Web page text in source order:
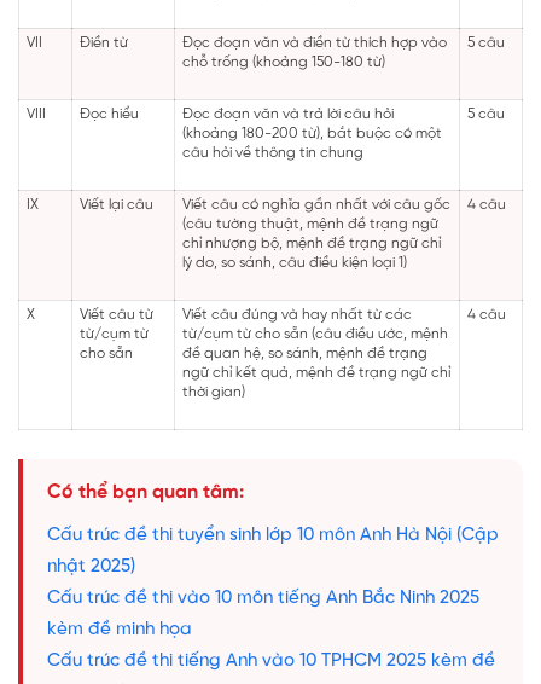
VII Điền từ
Đọc đoạn văn và điền từ thích hợp vào
chỗ trống (khoảng 150-180 từ)
5 câu
VIII Đọc hiểu
Đọc đoạn văn và trả lời câu hỏi
(khoảng 180-200 từ), bắt buộc có một
câu hỏi về thông tin chung
5 câu
IX Viết lại câu
Viết câu có nghĩa gần nhất với câu gốc
(câu tường thuật, mệnh đề trạng ngữ
chỉ nhượng bộ, mệnh đề trạng ngữ chỉ
lý do, so sánh, câu điều kiện loại 1)
4 câu
X
Viết câu từ
từ/cụm từ
cho sẵn
Viết câu đúng và hay nhất từ các
từ/cụm từ cho sẵn (câu điều ước, mệnh
đề quan hệ, so sánh, mệnh đề trạng
ngữ chỉ kết quả, mệnh đề trạng ngữ chỉ
thời gian)
4 câu
Có thể bạn quan tâm:
Cấu trúc đề thi tuyển sinh lớp 10 môn Anh Hà Nội (Cập
nhật 2025)
Cấu trúc đề thi vào 10 môn tiếng Anh Bắc Ninh 2025
kèm đề minh họa
Cấu trúc đề thi tiếng Anh vào 10 TPHCM 2025 kèm đề